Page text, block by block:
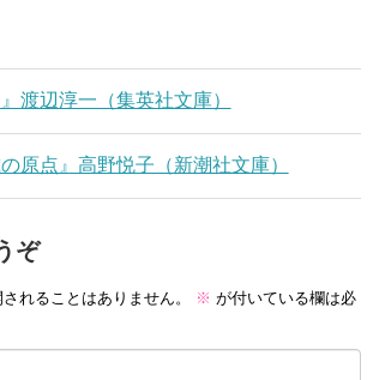
』渡辺淳一（集英社文庫）
の原点』高野悦子（新潮社文庫）
ぞ
れることはありません。 ※ が付いている欄は必